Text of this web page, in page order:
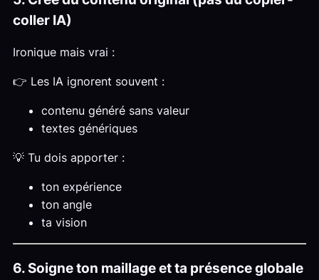
coller IA)
Ironique mais vrai :
👉 Les IA ignorent souvent :
contenu généré sans valeur
textes génériques
💡 Tu dois apporter :
ton expérience
ton angle
ta vision
6. Soigne ton maillage et ta présence globale